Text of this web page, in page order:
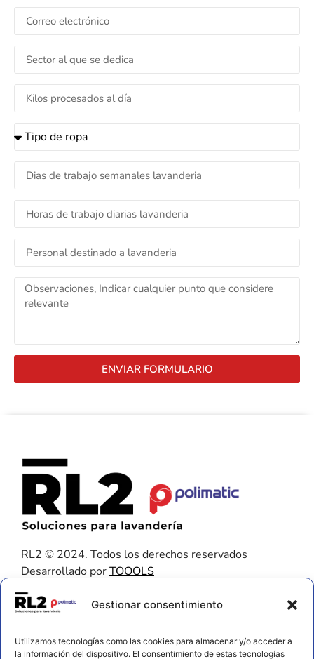
Gestionar consentimiento
Utilizamos tecnologías como las cookies para almacenar y/o acceder a
la información del dispositivo. El consentimiento de estas tecnologías
ENVIAR FORMULARIO
RL2 © 2024. Todos los derechos reservados
Desarrollado porTOOOLS
Contacto
672 202 722